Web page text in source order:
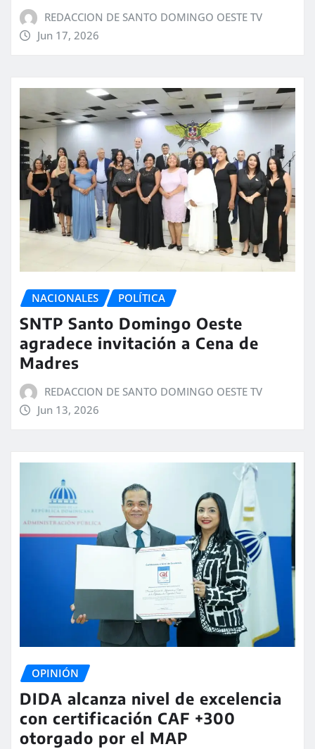
REDACCION DE SANTO DOMINGO OESTE TV
Jun 17, 2026
NACIONALES POLÍTICA
SNTP Santo Domingo Oeste
agradece invitación a Cena de
Madres
REDACCION DE SANTO DOMINGO OESTE TV
Jun 13, 2026
OPINIÓN
DIDA alcanza nivel de excelencia
con certificación CAF +300
otorgado por el MAP